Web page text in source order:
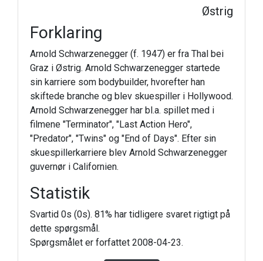
Østrig
Forklaring
Arnold Schwarzenegger (f. 1947) er fra Thal bei
Graz i Østrig. Arnold Schwarzenegger startede
sin karriere som bodybuilder, hvorefter han
skiftede branche og blev skuespiller i Hollywood.
Arnold Schwarzenegger har bl.a. spillet med i
filmene "Terminator", "Last Action Hero",
"Predator", "Twins" og "End of Days". Efter sin
skuespillerkarriere blev Arnold Schwarzenegger
guvernør i Californien.
Statistik
Svartid 0s (0s). 81% har tidligere svaret rigtigt på
dette spørgsmål.
Spørgsmålet er forfattet 2008-04-23.